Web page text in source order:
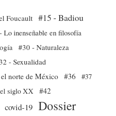
Foucault #15 - Badiou
Lo inenseñable en filosofía
#30 - Naturaleza
- Sexualidad
norte de México #36 #37
siglo XX #42
covid-19 Dossier